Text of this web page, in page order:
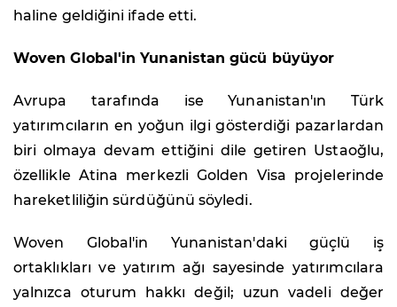
haline geldiğini ifade etti.
Woven Global'in Yunanistan gücü büyüyor
Avrupa tarafında ise Yunanistan'ın Türk
yatırımcıların en yoğun ilgi gösterdiği pazarlardan
biri olmaya devam ettiğini dile getiren Ustaoğlu,
özellikle Atina merkezli Golden Visa projelerinde
hareketliliğin sürdüğünü söyledi.
Woven Global'in Yunanistan'daki güçlü iş
ortaklıkları ve yatırım ağı sayesinde yatırımcılara
yalnızca oturum hakkı değil; uzun vadeli değer